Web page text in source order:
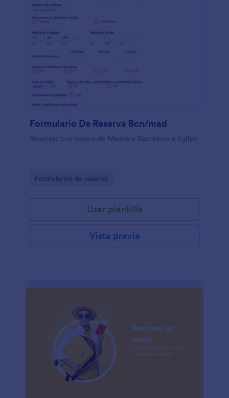
Formulario De Reserva Bcn/mad
Reservas con vuelos de Madrid a Barcelona a Egitpo
Go to Category:
Formularios de reserva
Usar plantilla
Vista previa